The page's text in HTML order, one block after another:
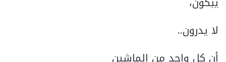
لا يدرون..